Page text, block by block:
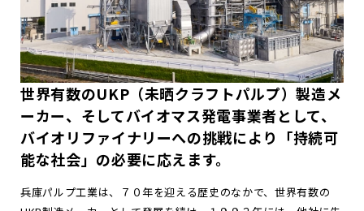
世界有数のUKP（未晒クラフトパルプ）製造メ
ーカー、そしてバイオマス発電事業者として、
バイオリファイナリーへの挑戦により「持続可
能な社会」の必要に応えます。
兵庫パルプ工業は、７０年を迎える歴史のなかで、世界有数の